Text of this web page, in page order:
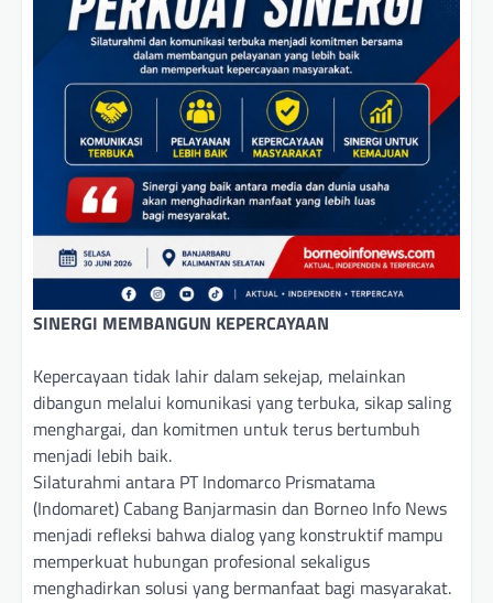
SINERGI MEMBANGUN KEPERCAYAAN
Kepercayaan tidak lahir dalam sekejap, melainkan
dibangun melalui komunikasi yang terbuka, sikap saling
menghargai, dan komitmen untuk terus bertumbuh
menjadi lebih baik.
Silaturahmi antara PT Indomarco Prismatama
(Indomaret) Cabang Banjarmasin dan Borneo Info News
menjadi refleksi bahwa dialog yang konstruktif mampu
memperkuat hubungan profesional sekaligus
menghadirkan solusi yang bermanfaat bagi masyarakat.